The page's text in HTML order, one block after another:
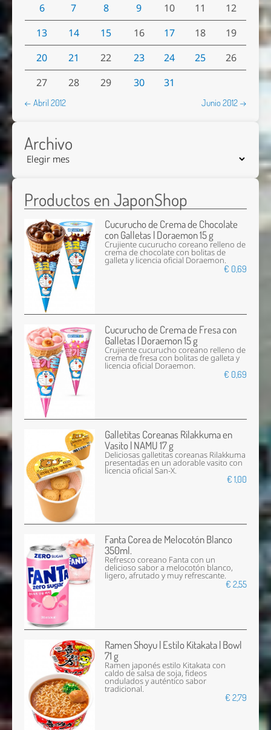
6 7 8 9 10 11
12
13
14 15 16 17 18
19
20
21 22 23 24 25
26
27
28 29 30 31
← Abril 2012 Junio 2012 →
Archivo
Productos en JaponShop
Cucurucho de Crema de Chocolate
con Galletas | Doraemon 15 g
Crujiente cucurucho coreano relleno de
crema de chocolate con bolitas de
galleta y licencia oficial Doraemon.
€ 0,69
Cucurucho de Crema de Fresa con
Galletas | Doraemon 15 g
Crujiente cucurucho coreano relleno de
crema de fresa con bolitas de galleta y
licencia oficial Doraemon.
€ 0,69
Galletitas Coreanas Rilakkuma en
Vasito | NAMU 17 g
Deliciosas galletitas coreanas Rilakkuma
presentadas en un adorable vasito con
licencia oficial San-X.
€ 1,00
Fanta Corea de Melocotón Blanco
350ml.
Refresco coreano Fanta con un
delicioso sabor a melocotón blanco,
ligero, afrutado y muy refrescante.
€ 2,55
Ramen Shoyu | Estilo Kitakata | Bowl
71 g
Ramen japonés estilo Kitakata con
caldo de salsa de soja, fideos
ondulados y auténtico sabor
tradicional.
€ 2,79